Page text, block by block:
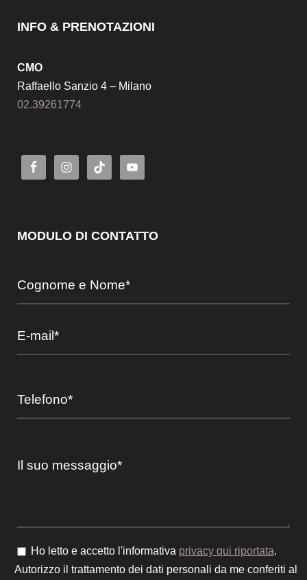
INFO & PRENOTAZIONI
CMO
Raffaello Sanzio 4 – Milano
02.39261774
MODULO DI CONTATTO
Ho letto e accetto l'informativa privacy qui riportata.
Autorizzo il trattamento dei dati personali da me conferiti al